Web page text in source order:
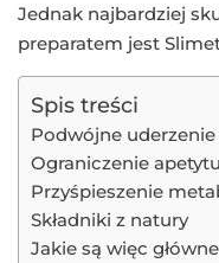
Jednak najbardziej
preparatem jest
Spis treści
Podwójne
Ograniczenie apetytu
Przyśpieszenie
Składniki z natury
Jakie są więc